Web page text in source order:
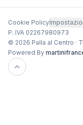
Cookie Policy
P. IVA 02267980973
© 2026 Palla al Centro ·
Powered By